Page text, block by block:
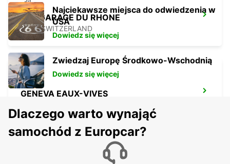
BEX GARAGE DU RHONE
BEX - SWITZERLAND
GENEVA EAUX-VIVES
Najciekawsze miejsca do odwiedzenia w
USA
Dowiedz się więcej
Zwiedzaj Europę Środkowo-Wschodnią
Dowiedz się więcej
Dlaczego warto wynająć
samochód z Europcar?